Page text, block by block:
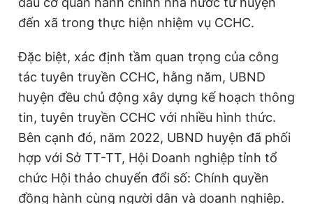
đến xã trong thực hiện nhiệm vụ CCHC.
Đặc biệt, xác định tầm quan trọng của công
tác tuyên truyền CCHC, hằng năm, UBND
huyện đều chủ động xây dựng kế hoạch thông
tin, tuyên truyền CCHC với nhiều hình thức.
Bên cạnh đó, năm 2022, UBND huyện đã phối
hợp với Sở TT-TT, Hội Doanh nghiệp tỉnh tổ
chức Hội thảo chuyển đổi số: Chính quyền
đồng hành cùng người dân và doanh nghiệp.